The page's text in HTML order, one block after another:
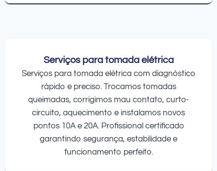
Serviços para tomada elétrica
Serviços para tomada elétrica com diagnóstico
rápido e preciso. Trocamos tomadas
queimadas, corrigimos mau contato, curto-
circuito, aquecimento e instalamos novos
pontos 10A e 20A. Profissional certificado
garantindo segurança, estabilidade e
funcionamento perfeito.